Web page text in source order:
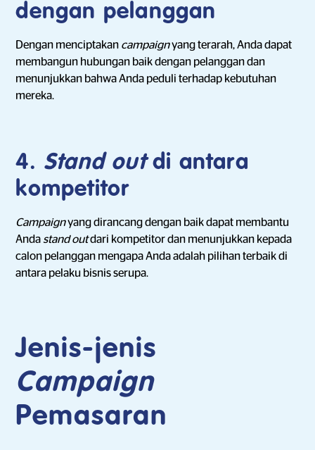
dengan pelanggan
Dengan menciptakan campaignyang terarah, Anda dapat
membangun hubungan baik dengan pelanggan dan
menunjukkan bahwa Anda peduli terhadap kebutuhan
mereka.
4. Stand outdi antara
kompetitor
Campaignyang dirancang dengan baik dapat membantu
Anda stand outdari kompetitor dan menunjukkan kepada
calon pelanggan mengapa Anda adalah pilihan terbaik di
antara pelaku bisnis serupa.
Jenis-jenis
Campaign
Pemasaran